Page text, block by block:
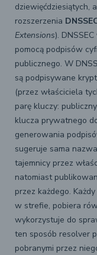
dziewięćdziesiątych,
rozszerzenia
Extensions).
pomocą podpisów
publicznego. W
są podpisywane
(przez właściciela
parę kluczy:
klucza prywatnego
generowania
sugeruje sama
tajemnicy przez
natomiast
przez każdego.
w strefie, pobiera
wykorzystuje do
ten sposób resolver
pobranymi przez